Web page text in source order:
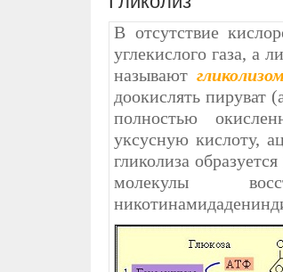
В отсутствие
углекислого газа, а
называют гликолизом
доокислять пируват
полностью
уксусную кислоту,
гликолиза
молекулы